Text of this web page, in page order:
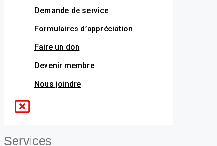
Demande de service
Formulaires d’appréciation
Faire un don
Devenir membre
Nous joindre
Services